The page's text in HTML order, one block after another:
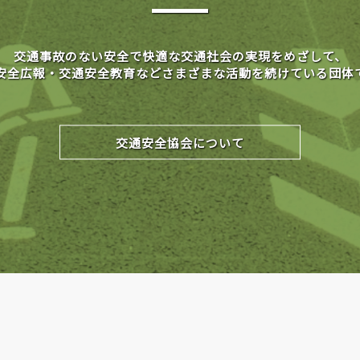
交通事故のない安全で快適な交通社会の実現をめざして、
全広報・交通安全教育などさまざまな活動を続けている団体
交通安全協会について